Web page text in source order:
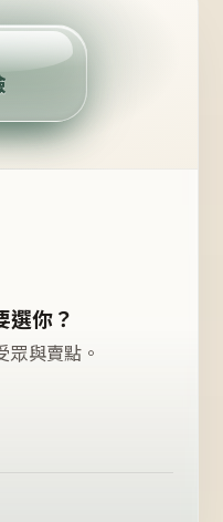
定
位
點
選你？
眾與賣點。